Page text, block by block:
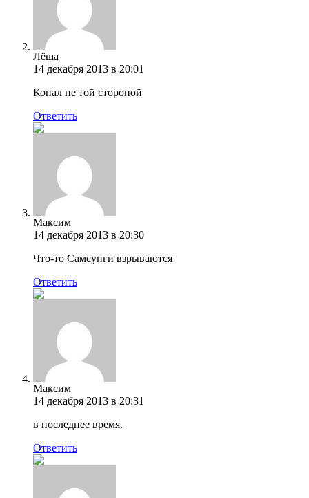
Лёша
14 декабря 2013 в 20:01
Копал не той стороной
Ответить
Максим
14 декабря 2013 в 20:30
Что-то Самсунги взрываются
Ответить
Максим
14 декабря 2013 в 20:31
в последнее время.
Ответить